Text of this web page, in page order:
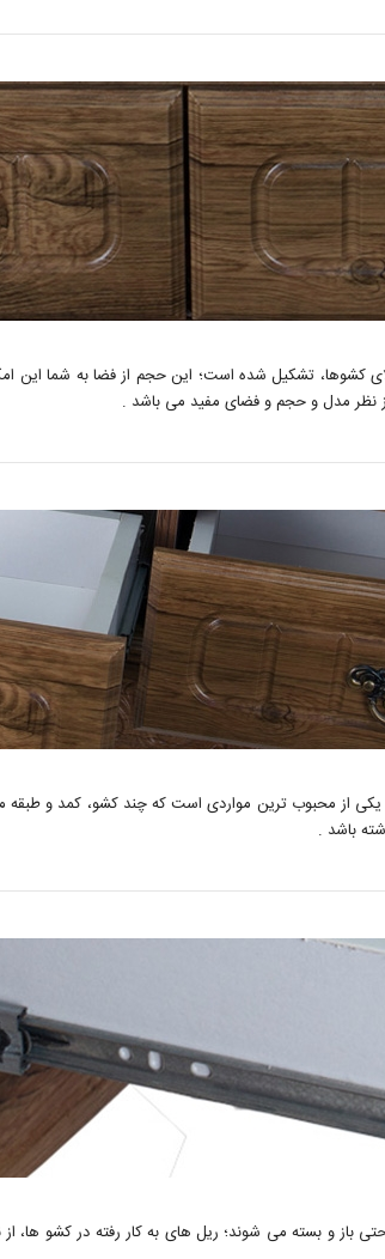
و یک طبقه جادار بالای کشوها، تشکیل شده است؛ این حجم از
نظر مدل و حجم و فضای مفید می باشد .
از محبوب ترین مواردی است که چند کشو، کمد و طبقه
باشد .
و بسته می شوند؛ ریل های به کار رفته در کشو ها،